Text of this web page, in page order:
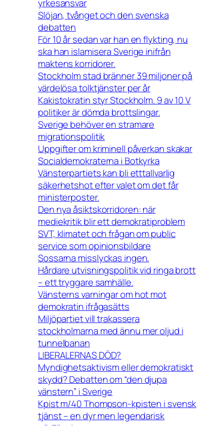
yrkesansvar
Slöjan, tvånget och den svenska
debatten
För 10 år sedan var han en flykting, nu
ska han islamisera Sverige inifrån
maktens korridorer.
Stockholm stad bränner 39 miljoner på
värdelösa tolktjänster per år
Kakistokratin styr Stockholm. 9 av 10 V
politiker är dömda brottslingar.
Sverige behöver en stramare
migrationspolitik
Uppgifter om kriminell påverkan skakar
Socialdemokraterna i Botkyrka
Vänsterpartiets kan bli etttallvarlig
säkerhetshot efter valet om det får
ministerposter.
Den nya åsiktskorridoren: när
mediekritik blir ett demokratiproblem
SVT, klimatet och frågan om public
service som opinionsbildare
Sossarna misslyckas ingen.
Hårdare utvisningspolitik vid ringa brott
– ett tryggare samhälle.
Vänsterns varningar om hot mot
demokratin ifrågasätts
Miljöpartiet vill trakassera
stockholmarna med ännu mer oljud i
tunnelbanan
LIBERALERNAS DÖD?
Myndighetsaktivism eller demokratiskt
skydd? Debatten om “den djupa
vänstern” i Sverige
Kpist m/40 Thompson-kpisten i svensk
tjänst – en dyr men legendarisk